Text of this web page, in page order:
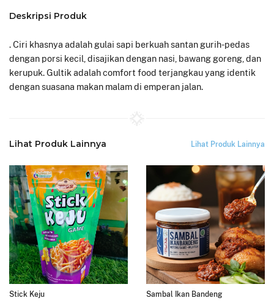
Deskripsi Produk
. Ciri khasnya adalah gulai sapi berkuah santan gurih-pedas
dengan porsi kecil, disajikan dengan nasi, bawang goreng, dan
kerupuk. Gultik adalah comfort food terjangkau yang identik
dengan suasana makan malam di emperan jalan.
Lihat Produk Lainnya Lihat Produk Lainnya
Stick Keju Sambal Ikan Bandeng